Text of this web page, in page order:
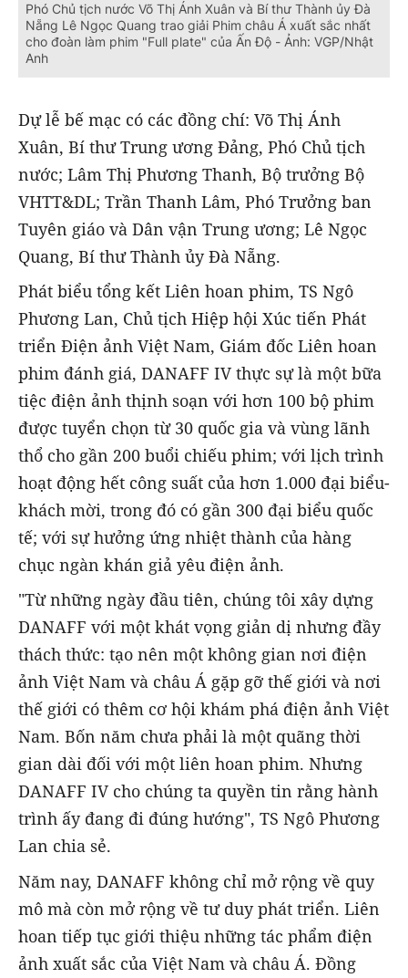
Phó Chủ tịch nước Võ Thị Ánh Xuân và Bí thư Thành ủy Đà
Nẵng Lê Ngọc Quang trao giải Phim châu Á xuất sắc nhất
cho đoàn làm phim "Full plate" của Ấn Độ - Ảnh: VGP/Nhật
Anh
Dự lễ bế mạc có các đồng chí: Võ Thị Ánh
Xuân, Bí thư Trung ương Đảng, Phó Chủ tịch
nước; Lâm Thị Phương Thanh, Bộ trưởng Bộ
VHTT&DL; Trần Thanh Lâm, Phó Trưởng ban
Tuyên giáo và Dân vận Trung ương; Lê Ngọc
Quang, Bí thư Thành ủy Đà Nẵng.
Phát biểu tổng kết Liên hoan phim, TS Ngô
Phương Lan, Chủ tịch Hiệp hội Xúc tiến Phát
triển Điện ảnh Việt Nam, Giám đốc Liên hoan
phim đánh giá, DANAFF IV thực sự là một bữa
tiệc điện ảnh thịnh soạn với hơn 100 bộ phim
được tuyển chọn từ 30 quốc gia và vùng lãnh
thổ cho gần 200 buổi chiếu phim; với lịch trình
hoạt động hết công suất của hơn 1.000 đại biểu-
khách mời, trong đó có gần 300 đại biểu quốc
tế; với sự hưởng ứng nhiệt thành của hàng
chục ngàn khán giả yêu điện ảnh.
"Từ những ngày đầu tiên, chúng tôi xây dựng
DANAFF với một khát vọng giản dị nhưng đầy
thách thức: tạo nên một không gian nơi điện
ảnh Việt Nam và châu Á gặp gỡ thế giới và nơi
thế giới có thêm cơ hội khám phá điện ảnh Việt
Nam. Bốn năm chưa phải là một quãng thời
gian dài đối với một liên hoan phim. Nhưng
DANAFF IV cho chúng ta quyền tin rằng hành
trình ấy đang đi đúng hướng", TS Ngô Phương
Lan chia sẻ.
Năm nay, DANAFF không chỉ mở rộng về quy
mô mà còn mở rộng về tư duy phát triển. Liên
hoan tiếp tục giới thiệu những tác phẩm điện
ảnh xuất sắc của Việt Nam và châu Á. Đồng